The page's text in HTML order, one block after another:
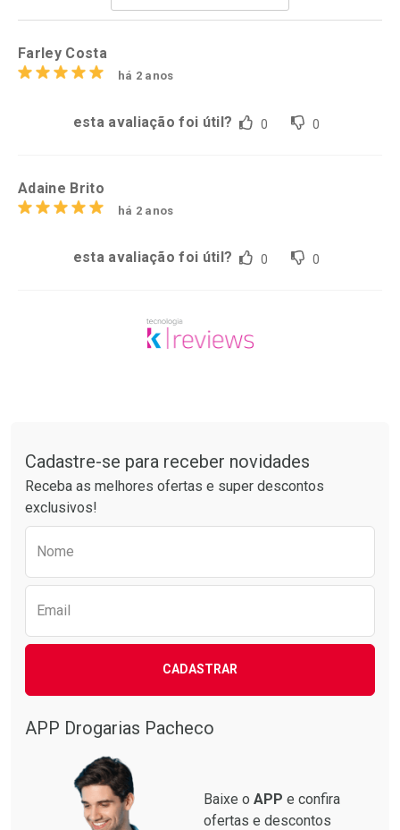
Por R$ 37,25/cada
Por R$ 61,55/cada
Farley Costa
há 2 anos
esta avaliação foi útil? 0 0
Adaine Brito
há 2 anos
esta avaliação foi útil? 0 0
Cadastre-se para receber novidades
Receba as melhores ofertas e super descontos
exclusivos!
Nome
Email
CADASTRAR
APP Drogarias Pacheco
Baixe o APP e confira
ofertas e descontos